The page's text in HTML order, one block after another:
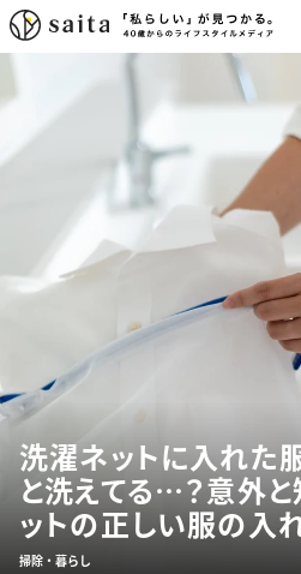
洗濯ネットに入れた
と洗えてる…？意外
ットの正しい服の入
掃除・暮らし